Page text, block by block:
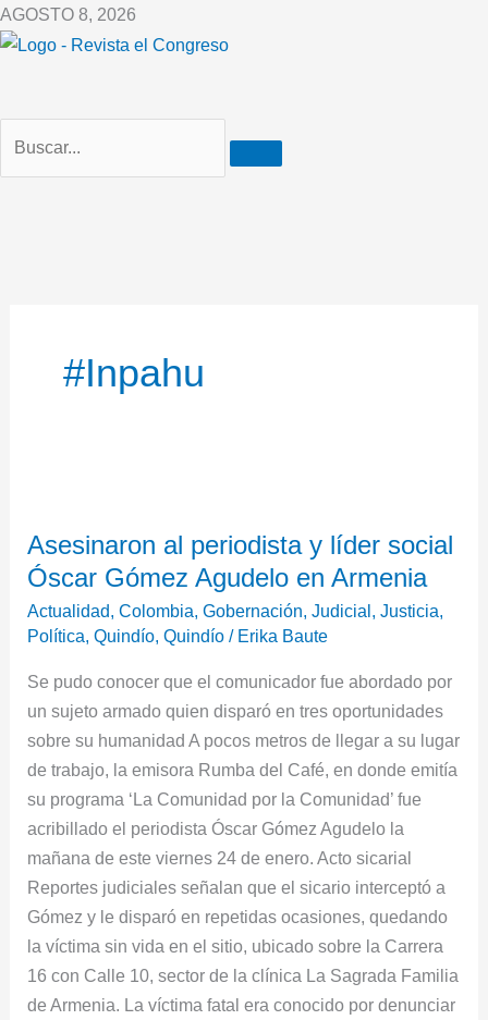
Ir
al
AGOSTO 8, 2026
#Inpahu
Asesinaron al periodista y líder social
Óscar Gómez Agudelo en Armenia
Actualidad,Colombia,Gobernación,Judicial ,Justicia,
Política,Quindío,Quindío / Erika Baute
Se pudo conocer que el comunicador fue abordado por
un sujeto armado quien disparó en tres oportunidades
sobre su humanidad A pocos metros de llegar a su lugar
de trabajo, la emisora Rumba del Café, en donde emitía
su programa ‘La Comunidad por la Comunidad’ fue
acribillado el periodista Óscar Gómez Agudelo la
mañana de este viernes 24 de enero. Acto sicarial
Reportes judiciales señalan que el sicario interceptó a
Gómez y le disparó en repetidas ocasiones, quedando
la víctima sin vida en el sitio, ubicado sobre la Carrera
16 con Calle 10, sector de la clínica La Sagrada Familia
de Armenia. La víctima fatal era conocido por denunciar
periodista
y
líder
social
Gómez
Agudelo
en
Armenia